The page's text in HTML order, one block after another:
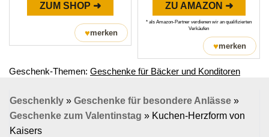
ZUM SHOP ➜
♥merken
ZU AMAZON ➜
* als Amazon-Partner verdienen wir an qualifizierten
Verkäufen
♥merken
Geschenk-Themen: Geschenke für Bäcker und Konditoren
Geschenkly » Geschenke für besondere Anlässe »
Geschenke zum Valentinstag » Kuchen-Herzform von
Kaisers